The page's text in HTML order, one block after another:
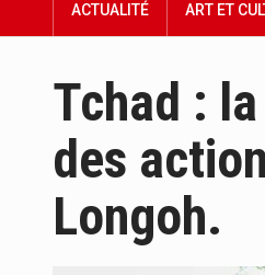
ACTUALITÉ ART ET
Tchad :
des
Longoh.